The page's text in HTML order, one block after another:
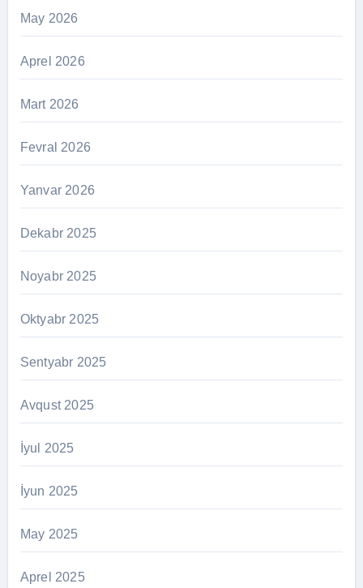
May 2026
Aprel 2026
Mart 2026
Fevral 2026
Yanvar 2026
Dekabr 2025
Noyabr 2025
Oktyabr 2025
Sentyabr 2025
Avqust 2025
İyul 2025
İyun 2025
May 2025
Aprel 2025